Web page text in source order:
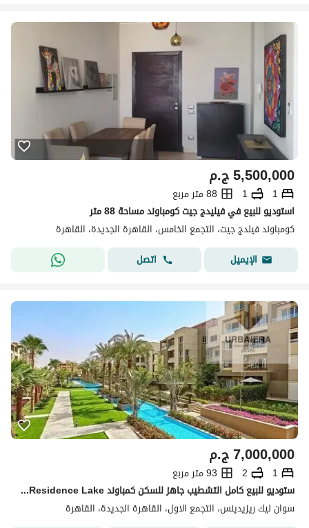
ج.م5,500,000
1
1
88 متر مربع
استوديو للبيع في فيليدج جيت كومباوند مساحة 88 متر
كومباوند فيلدج جيت، التجمع الخامس، القاهرة الجديدة، القاهرة
الإيميل
اتصل
ج.م7,000,000
1
2
93 متر مربع
ستوديو للبيع كامل التشطيب جاهز للسكن كمباوند Swan Lake Residence Lake التجمع الاول القاهرة الجديدة
سوان ليك ريزيدينس، التجمع الاول، القاهرة الجديدة، القاهرة